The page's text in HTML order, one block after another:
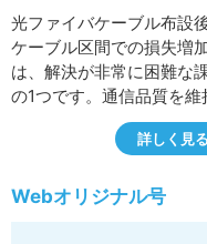
光ファイバケーブル布設
ケーブル区間での損失増
は、解決が非常に困難な
の1つです。通信品質を維
ながら来るべき劣化に対
適切に対処していくために
握しておくことが重要です
詳しく見る
Webオリジナル号